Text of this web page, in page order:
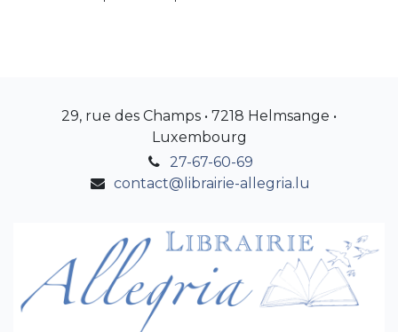
29, rue des Champs • 7218 Helmsange •
Luxembourg
27-67-60-69
contact@librairie-allegria.lu